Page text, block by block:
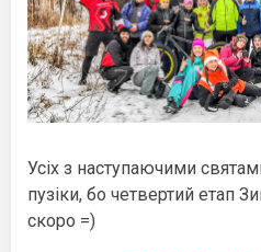
Усіх з наступаючими
пузіки, бо четвертий етап
скоро =)